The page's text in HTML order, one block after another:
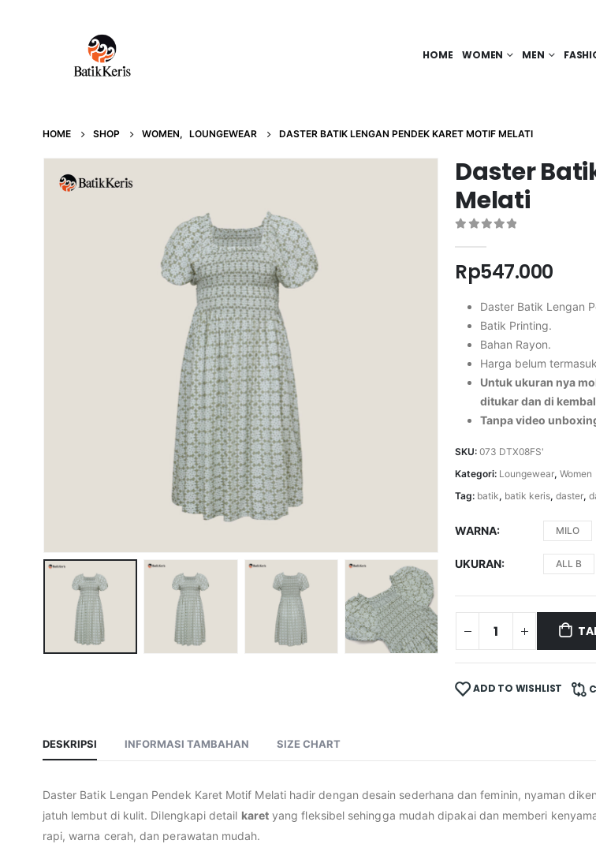
HOME WOMEN MEN
HOME SHOP WOMEN, LOUNGEWEAR DASTER BATIK LENGAN PENDEK KARET MOTIF MELATI
Daster
Melati
Rp547.000
Daster Batik Lengan
Batik Printing.
Bahan Rayon.
Harga belum
Untuk ukuran nya
ditukar dan di
Tanpa video
SKU:073 DTX08FS'
Kategori: Loungewear,Women
Tag: batik, batik keris,daster,
WARNA MILO
UKURAN ALL B
ADD TO WISHLIST
DESKRIPSI INFORMASI TAMBAHAN SIZE CHART
Daster Batik Lengan Pendek Karet Motif Melati hadir dengan desain sederhana dan feminin, nyaman
jatuh lembut di kulit. Dilengkapi detail karetyang fleksibel sehingga mudah dipakai dan memberi
rapi, warna cerah, dan perawatan mudah.